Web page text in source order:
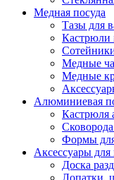
Медная посуда
Тазы для
Кастрюли
Медные
Медные
Алюминиевая
Кастрюля
Формы
Аксессуары
Доска
Лопатки,